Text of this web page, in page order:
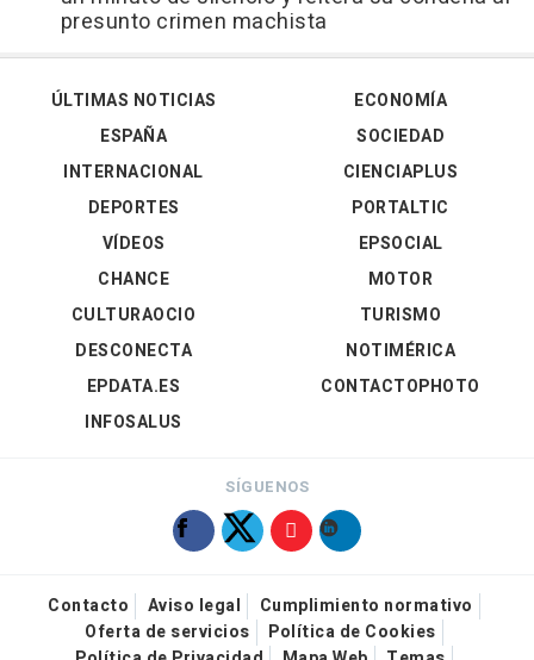
presunto crimen machista
ÚLTIMAS NOTICIAS
ESPAÑA
INTERNACIONAL
DEPORTES
VÍDEOS
ECONOMÍA
SOCIEDAD
CIENCIAPLUS
PORTALTIC
EPSOCIAL
CHANCE
CULTURAOCIO
DESCONECTA
EPDATA.ES
INFOSALUS
MOTOR
TURISMO
NOTIMÉRICA
CONTACTOPHOTO
SÍGUENOS
Contacto Aviso legal
Cumplimiento normativo
Oferta de servicios
Política de Cookies